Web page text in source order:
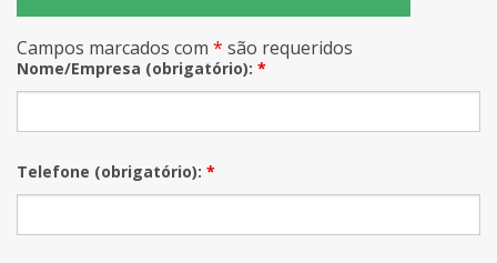
Campos marcados com * são requeridos
Nome/Empresa (obrigatório): *
Telefone (obrigatório): *